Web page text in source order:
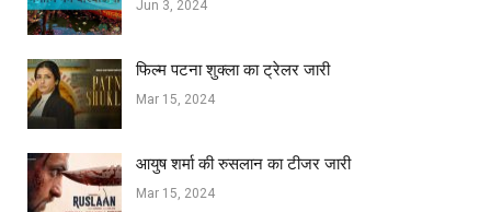
Jun 3, 2024
फिल्‍म पटना शुक्ला का ट्रेलर जारी
Mar 15, 2024
आयुष शर्मा की रुसलान का टीजर जारी
Mar 15, 2024